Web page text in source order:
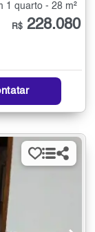
1 quarto - 28 m²
R$ 228.080